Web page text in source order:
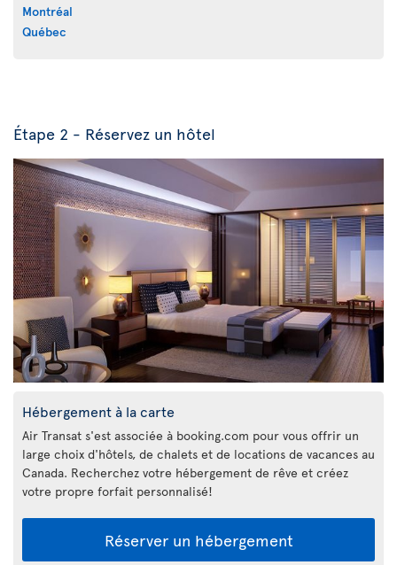
Montréal
Québec
Étape 2 - Réservez un hôtel
Hébergement à la carte
Air Transat s'est associée à booking.com pour vous offrir un
large choix d'hôtels, de chalets et de locations de vacances au
Canada. Recherchez votre hébergement de rêve et créez
votre propre forfait personnalisé!
Réserver un hébergement